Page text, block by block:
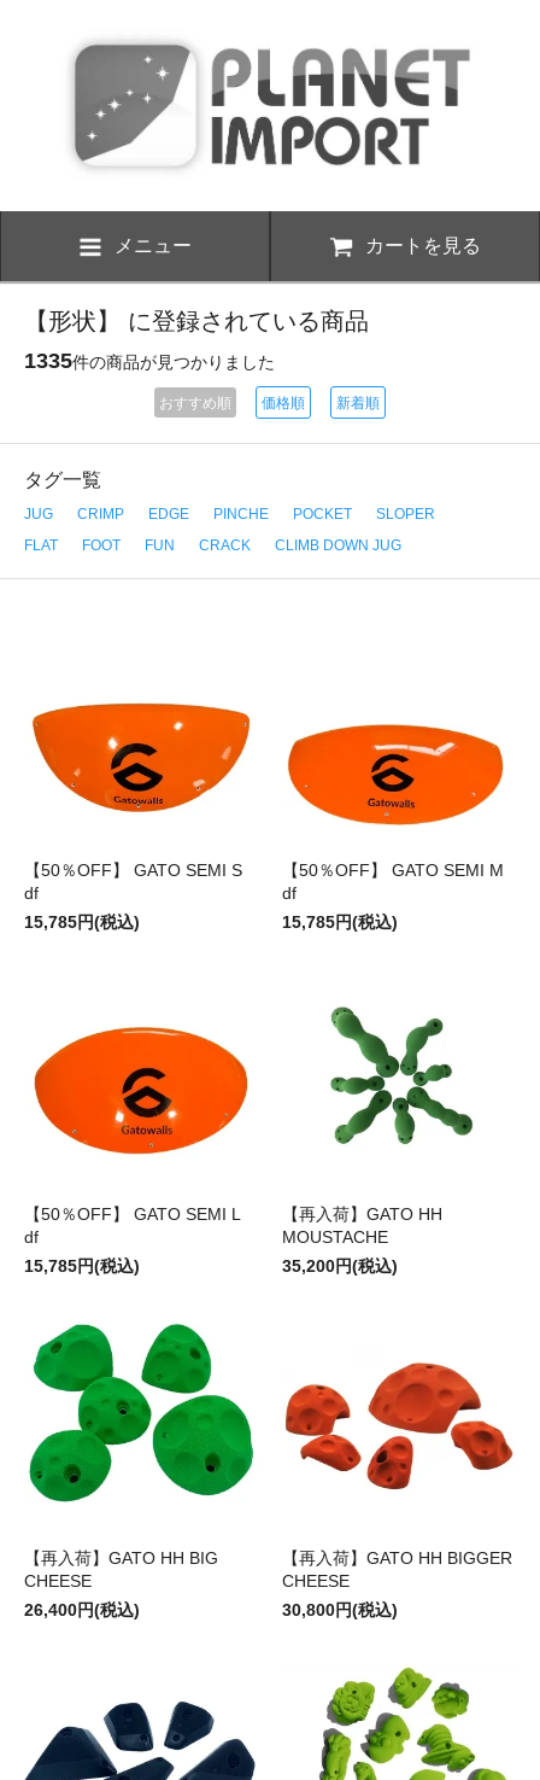
メニュー カートを見る
【形状】 に登録されている商品
1335件の商品が見つかりました
おすすめ順 価格順 新着順
タグ一覧
JUG CRIMP EDGE PINCHE POCKET
SLOPER
FLAT
FOOT FUN CRACK CLIMB DOWN JUG
【50％OFF】 GATO SEMI S
df
15,785円(税込)
【50％OFF】 GATO SEMI M
df
15,785円(税込)
【50％OFF】 GATO SEMI L
df
15,785円(税込)
【再入荷】GATO HH
MOUSTACHE
35,200円(税込)
【再入荷】GATO HH BIG
CHEESE
26,400円(税込)
【再入荷】GATO HH BIGGER
CHEESE
30,800円(税込)